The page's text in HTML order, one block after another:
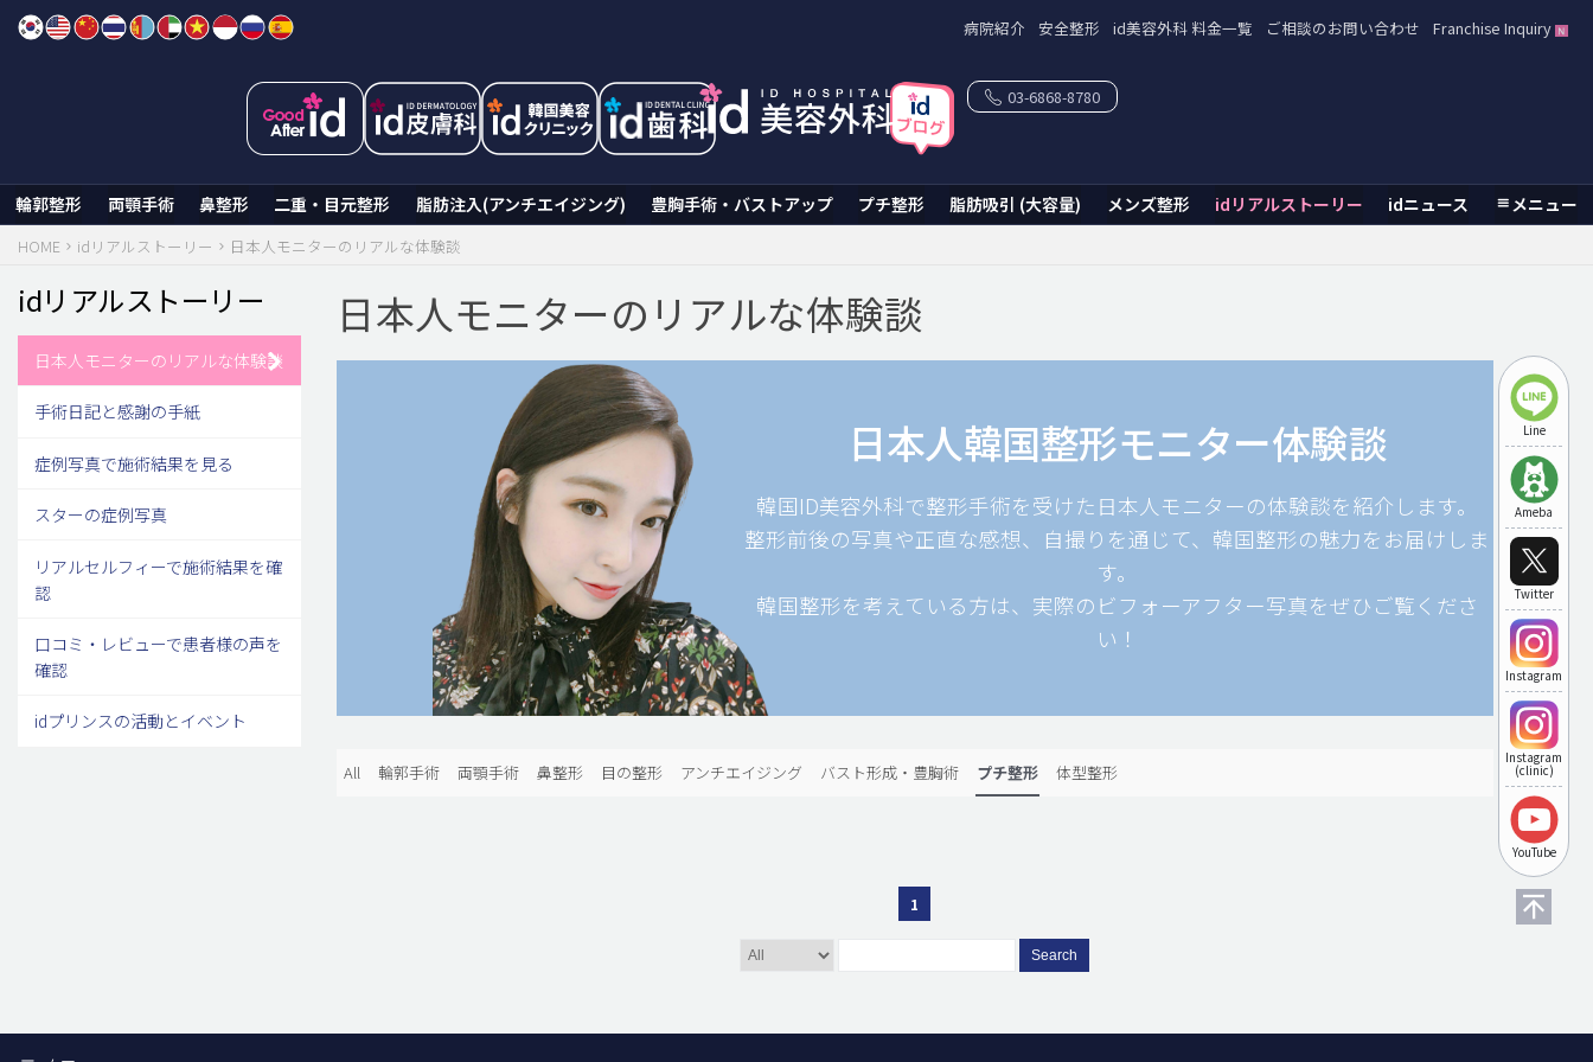
Skip
病院紹介 安全整形 id美容外科 料金一覧 ご相談のお問い合わせ Franchise Inquiry
輪郭整形 両顎手術 鼻整形 二重・目元整形 脂肪注入(アンチエイジング) 豊胸手術・バストアップ プチ整形 脂肪吸引 (大容量) メンズ整形 idリアルストーリー idニュース メニュー
03-6868-8780
Line
Ameba
Twitter
Instagram
Instagram
(clinic)
YouTube
HOME idリアルストーリー 日本人モニターのリアルな体験談
日本人モニターのリアルな体験談
日本人韓国整形モニター体験談
韓国ID美容外科で整形手術を受けた日本人モニターの体験談を紹介します。
整形前後の写真や正直な感想、自撮りを通じて、韓国整形の魅力をお届けしま
す。
韓国整形を考えている方は、実際のビフォーアフター写真をぜひご覧くださ
い！
All 輪郭手術 両顎手術 鼻整形 目の整形 アンチエイジング バスト形成・豊胸術 プチ整形 体型整形
1
Search
idリアルストーリー
日本人モニターのリアルな体験談
手術日記と感謝の手紙
症例写真で施術結果を見る
スターの症例写真
リアルセルフィーで施術結果を確
認
口コミ・レビューで患者様の声を
確認
idプリンスの活動とイベント